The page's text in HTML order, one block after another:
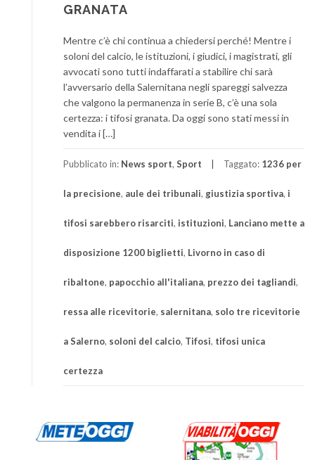
GRANATA
Mentre c’è chi continua a chiedersi perché! Mentre i
soloni del calcio, le istituzioni, i giudici, i magistrati, gli
avvocati sono tutti indaffarati a stabilire chi sarà
l’avversario della Salernitana negli spareggi salvezza
che valgono la permanenza in serie B, c’è una sola
certezza: i tifosi granata. Da oggi sono stati messi in
vendita i […]
Pubblicato in: News sport, Sport Taggato: 1236 per
la precisione, aule dei tribunali, giustizia sportiva, i
tifosi sarebbero risarciti, istituzioni, Lanciano mette a
disposizione 1200 biglietti, Livorno in caso di
ribaltone, papocchio all'italiana, prezzo dei tagliandi,
ressa alle ricevitorie, salernitana, solo tre ricevitorie
a Salerno, soloni del calcio, Tifosi, tifosi unica
certezza